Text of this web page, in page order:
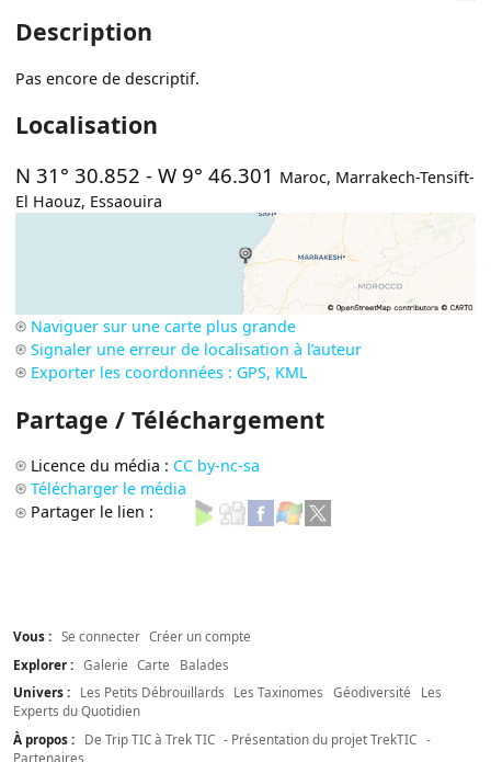
Description
Pas encore de descriptif.
Localisation
N 31° 30.852 -W 9° 46.301 Maroc, Marrakech-Tensift-
El Haouz, Essaouira
Naviguer sur une carte plus grande
Signaler une erreur de localisation à l’auteur
Exporter les coordonnées : GPS, KML
Partage / Téléchargement
Licence du média : CC by-nc-sa
Télécharger le média
Partager le lien :
Vous : Se connecter Créer un compte
Explorer : Galerie Carte
Balades
Univers :
Les Petits Débrouillards Les Taxinomes Géodiversité
Les
Experts du Quotidien
À propos :
De Trip TIC à Trek TIC - Présentation du projet TrekTIC -
Partenaires